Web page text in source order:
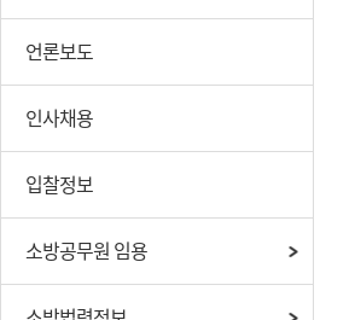
언론보도
인사채용
입찰정보
소방공무원 임용